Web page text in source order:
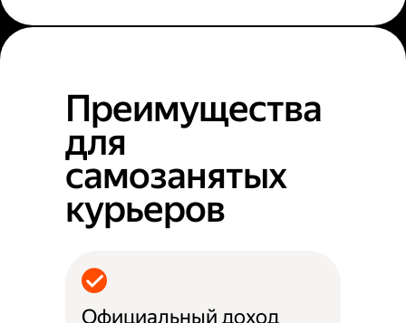
Преимущества
для
самозанятых
курьеров
Официальный доход